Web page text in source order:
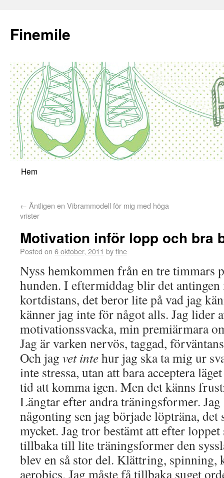
Finemile
Hem
← Äntligen en Vibrammodell för mig med höga
vrister
Motivation inför lopp och bra
Posted on 6 oktober, 2011 byfine
Nyss hemkommen från en tre timmars
hunden. I eftermiddag blir det
kortdistans, det beror lite på vad jag
känner jag inte för något alls. Jag lider
motivationssvacka, min premiärmara
Jag är varken nervös, taggad,
Och jag vet intehur jag ska ta mig ur
inte stressa, utan att bara acceptera
tid att komma igen. Men det känns
Längtar efter andra träningsformer.
någonting sen jag började löpträna, det
mycket. Jag tror bestämt att efter
tillbaka till lite träningsformer den
blev en så stor del. Klättring, spinning,
aerobics. Jag måste få tillbaka suget